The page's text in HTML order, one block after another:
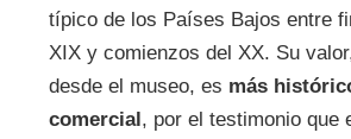
típico de los Países Bajos entre
XIX y comienzos del XX. Su
desde el museo, es más
comercial, por el testimonio que